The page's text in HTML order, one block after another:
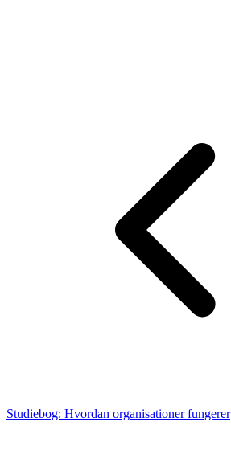
Studiebog: Hvordan organisationer fungerer